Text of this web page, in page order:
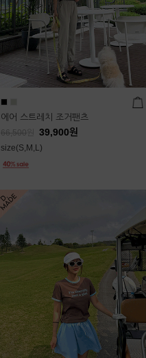
에어 스트레치 조거팬츠
66,500 39,900원
size(S,M,L)